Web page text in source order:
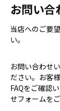
お問い合
当店へのご要
い。
お問い合わせ
ださい。お客
FAQをご確認
せフォームを